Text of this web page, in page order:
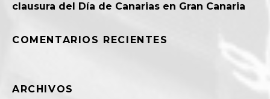
clausura del Día de Canarias en Gran Canaria
COMENTARIOS RECIENTES
ARCHIVOS